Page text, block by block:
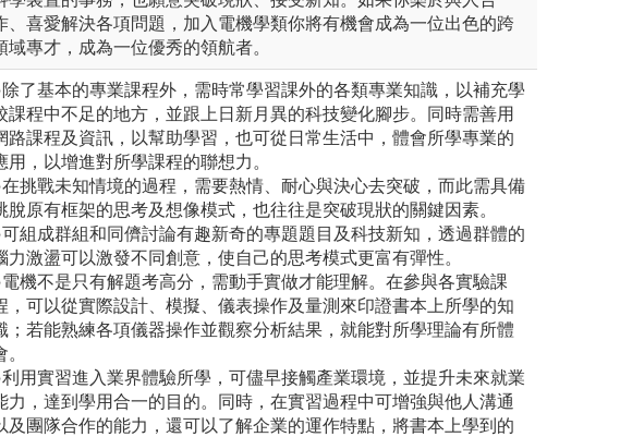
、喜愛解決各項問題，加入電機學類你將有機會成為一位出色的跨
域專才，成為一位優秀的領航者。
了基本的專業課程外，需時常學習課外的各類專業知識，以補充學
課程中不足的地方，並跟上日新月異的科技變化腳步。同時需善用
路課程及資訊，以幫助學習，也可從日常生活中，體會所學專業的
用，以增進對所學課程的聯想力。
挑戰未知情境的過程，需要熱情、耐心與決心去突破，而此需具備
脫原有框架的思考及想像模式，也往往是突破現狀的關鍵因素。
組成群組和同儕討論有趣新奇的專題題目及科技新知，透過群體的
力激盪可以激發不同創意，使自己的思考模式更富有彈性。
機不是只有解題考高分，需動手實做才能理解。在參與各實驗課
，可以從實際設計、模擬、儀表操作及量測來印證書本上所學的知
；若能熟練各項儀器操作並觀察分析結果，就能對所學理論有所體
。
用實習進入業界體驗所學，可儘早接觸產業環境，並提升未來就業
力，達到學用合一的目的。同時，在實習過程中可增強與他人溝通
及團隊合作的能力，還可以了解企業的運作特點，將書本上學到的